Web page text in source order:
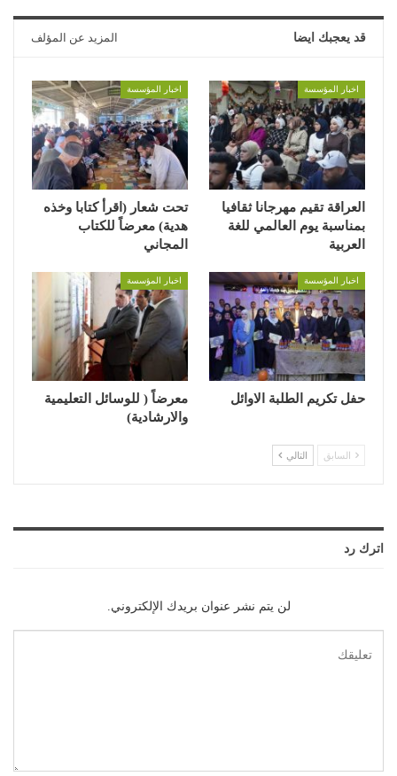
قد يعجبك ايضا المزيد عن المؤلف
اخبار المؤسسة
العراقة تقيم مهرجانا ثقافيا
بمناسبة يوم العالمي للغة
العربية
اخبار المؤسسة
تحت شعار (اقرأ كتابا وخذه
هدية) معرضاً للكتاب
المجاني
اخبار المؤسسة
حفل تكريم الطلبة الاوائل
اخبار المؤسسة
معرضاً ( للوسائل التعليمية
والارشادية)
السابق التالي
اترك رد
لن يتم نشر عنوان بريدك الإلكتروني.